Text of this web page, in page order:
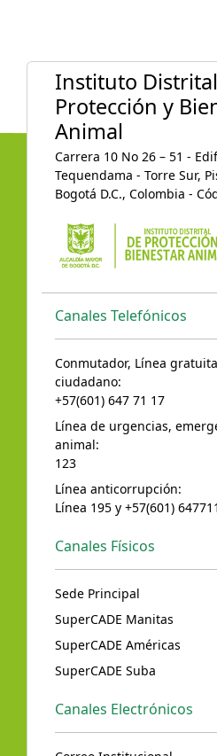
Instituto
Protección y
Animal
Carrera 10 No 26 – 51 -
Tequendama - Torre Sur,
Bogotá D.C., Colombia -
Canales Telefónicos
Conmutador, Línea
ciudadano:
+57(601) 647 71 17
Línea de urgencias,
animal:
123
Línea anticorrupción:
Línea 195 y +57(601)
Canales Físicos
Sede Principal
SuperCADE Manitas
SuperCADE Américas
SuperCADE Suba
Canales Electrónicos